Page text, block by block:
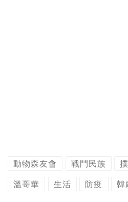
動物森友會 戰鬥民族
溫哥華 生活 防疫 韓